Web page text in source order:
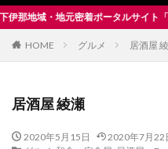
・地元密着ポータルサイト「 Myいい
HOME グルメ 居酒屋
居酒屋 綾瀬
2020年5月15日
2020年7月22